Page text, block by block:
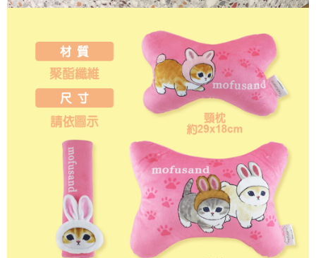
時審查核予不同之上限額度；若仍有額度不足之情形，本公司將視審查結果
５．嚴禁一人註冊多個帳號或使用他人資訊註冊。若發現惡意使用之情形，
恩沛科技股份有限公司將有權停止該用戶之使用額度並採取法律行動。